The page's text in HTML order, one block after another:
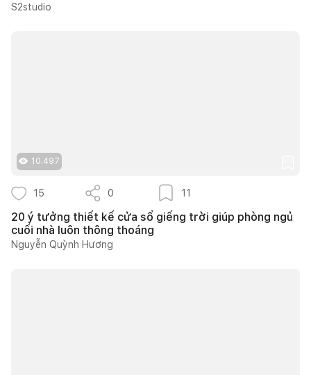
S2studio
10.497
15 0 11
20 ý tưởng thiết kế cửa sổ giếng trời giúp phòng ngủ
cuối nhà luôn thông thoáng
Nguyễn Quỳnh Hương